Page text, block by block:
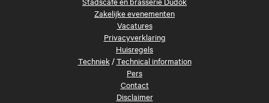
Zakelijke evenementen
Vacatures
Privacyverklaring
Huisregels
Techniek/Technical information
Pers
Contact
Disclaimer